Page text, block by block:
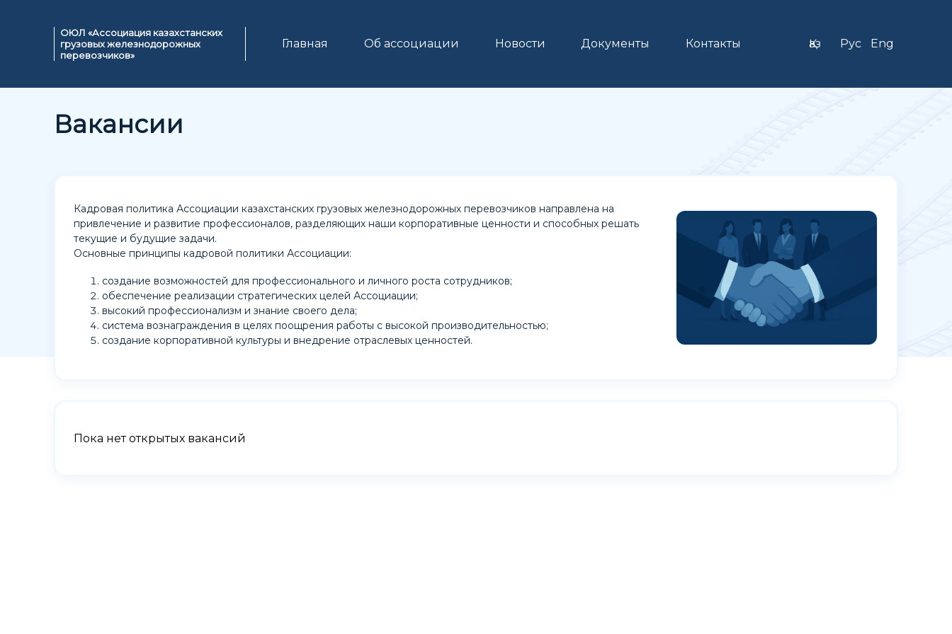
ОЮЛ «Ассоциация казахстанских
грузовых железнодорожных
перевозчиков»
Главная Об ассоциации Новости Документы Контакты Рус
Қаз Eng
Вакансии
Кадровая политика Ассоциации казахстанских грузовых железнодорожных перевозчиков направлена на
привлечение и развитие профессионалов, разделяющих наши корпоративные ценности и способных решать
текущие и будущие задачи.
Основные принципы кадровой политики Ассоциации:
создание возможностей для профессионального и личного роста сотрудников;
обеспечение реализации стратегических целей Ассоциации;
высокий профессионализм и знание своего дела;
система вознаграждения в целях поощрения работы с высокой производительностью;
создание корпоративной культуры и внедрение отраслевых ценностей.
Пока нет открытых вакансий